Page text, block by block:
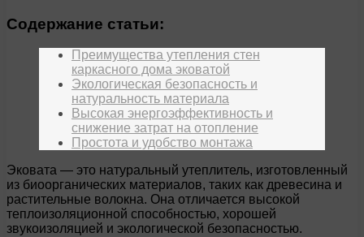
Содержание статьи:
Преимущества утепления стен
каркасного дома эковатой
Экологическая безопасность и
натуральность материала
Высокая энергоэффективность и
снижение затрат на отопление
Простота и удобство монтажа
Эковата — это натуральный утеплитель, изготовленный
из биоорганических материалов, таких как древесина и
растительные волокна. Она отличается высокой
теплоизоляционной способностью, хорошей
звукоизоляцией и экологической безопасностью.